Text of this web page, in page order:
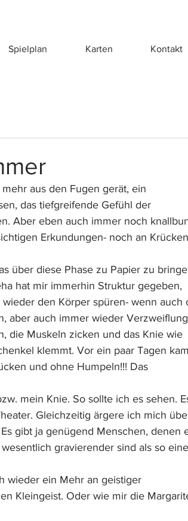
Spielplan Karten Kontakt
aus den Fugen gerät, ein
das tiefgreifende Gefühl der
Aber eben auch immer noch
Erkundungen- noch an
über diese Phase zu Papier zu
hat mir immerhin Struktur gegeben,
den Körper spüren- wenn auch
aber auch immer wieder Verzweiflung
die Muskeln zicken und das Knie wie
klemmt. Vor ein paar Tagen kam
und ohne Humpeln!!! Das
mein Knie. So sollte ich es sehen.
Gleichzeitig ärgere ich mich
gibt ja genügend Menschen, denen
gravierender sind als so eine
wieder ein Mehr an geistiger
Kleingeist. Oder wie mir die